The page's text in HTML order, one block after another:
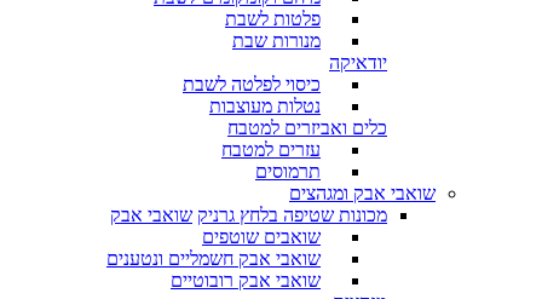
פלטות לשבת
מנורות שבת
יודאיקה
כיסוי לפלטה לשבת
נטלות מעוצבות
כלים ואביזרים למטבח
עזרים למטבח
תרמוסים
שואבי אבק ומגהצים
מכונות שטיפה בלחץ גרניק שואבי אבק
שואבים שוטפים
שואבי אבק חשמליים ונטענים
שואבי אבק רובוטיים